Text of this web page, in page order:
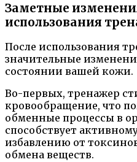
Заметные
использования
После использования
значительные
состоянии вашей кожи.
Во-первых, тренажер
кровообращение, что
обменные процессы в
способствует
избавлению от
обмена веществ.